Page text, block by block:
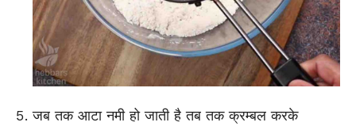
जब तक आटा नमी हो जाती है तब तक क्रम्बल करके